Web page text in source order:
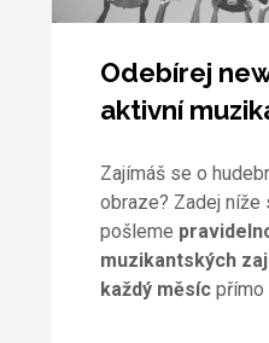
Odebírej
aktivní
Zajímáš se o
obraze? Zadej níže
pošleme
muzikantských
každý měsícpřímo